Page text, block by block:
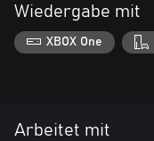
Wiedergabe mit
XBOX One
Arbeitet mit